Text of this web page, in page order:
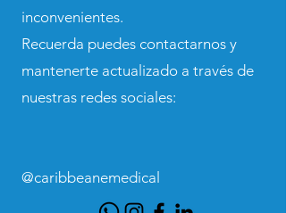
inconvenientes.
Recuerda puedes contactarnos y
mantenerte actualizado a través de
nuestras redes sociales:
@caribbeanemedical